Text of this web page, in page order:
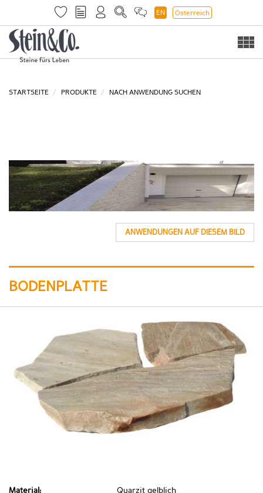
EN Österreich
STARTSEITE PRODUKTE NACH ANWENDUNG SUCHEN
ANWENDUNGEN AUF DIESEM BILD
BODENPLATTE
Material: Quarzit gelblich